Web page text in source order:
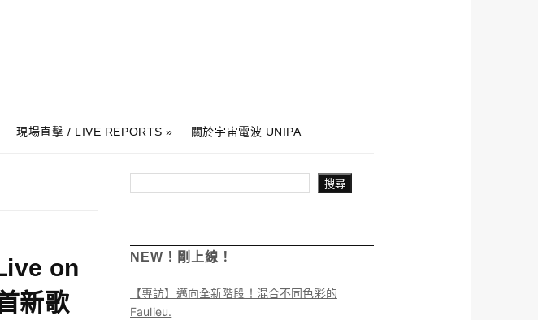
現場直擊 / LIVE REPORTS 關於宇宙電波 UNIPA
on
新歌
搜尋
NEW！剛上線！
【專訪】邁向全新階段！混合不同色彩的
Faulieu.